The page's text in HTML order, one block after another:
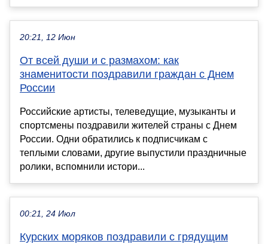
20:21, 12 Июн
От всей души и с размахом: как
знаменитости поздравили граждан с Днем
России
Российские артисты, телеведущие, музыканты и
спортсмены поздравили жителей страны с Днем
России. Одни обратились к подписчикам с
теплыми словами, другие выпустили праздничные
ролики, вспомнили истори...
00:21, 24 Июл
Курских моряков поздравили с грядущим